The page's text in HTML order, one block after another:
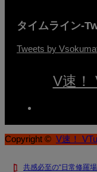
タイムライン-
Tweets by
V速！
Copyright © V速！
共感必至の“日常修羅場